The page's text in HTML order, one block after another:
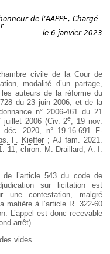
de l’AAPPE, Chargé
le 6 janvier 2023
civile de la Cour de
modalité d’un partage,
auteurs de la réforme du
du 23 juin 2006, et de la
n° 2006-461 du 21
juillet 2006 (Civ. 2e
, 19 nov.
2020, n° 19-16.691 F-
F. Kieffer ; AJ fam. 2021.
11, chron. M. Draillard, A.-I.
l’article 543 du code de
sur licitation est
une contestation, malgré
matière à l’article R. 322-60
L’appel est donc recevable
arrêt).
vides.